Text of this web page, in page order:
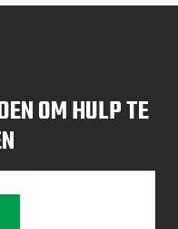
OM HULP TE